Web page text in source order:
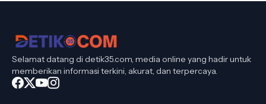
Selamat datang di detik35.com, media online yang hadir untuk
memberikan informasi terkini, akurat, dan terpercaya.